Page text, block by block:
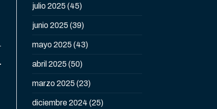
julio 2025 (45)
junio 2025 (39)
mayo 2025 (43)
abril 2025 (50)
marzo 2025 (23)
diciembre 2024 (25)